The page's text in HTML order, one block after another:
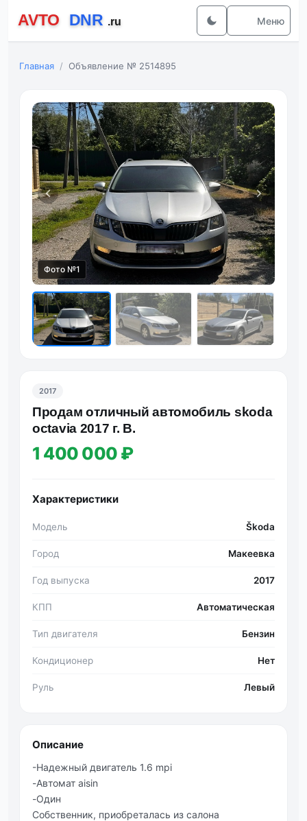
Меню
Главная Объявление № 2514895
Фото №1
2017
Продам отличный автомобиль skoda
octavia 2017 г. В.
1 400 000 ₽
Характеристики
Модель Škoda
Город Макеевка
Год выпуска 2017
КПП Автоматическая
Тип двигателя Бензин
Кондиционер Нет
Руль Левый
Описание
-Надежный двигатель 1.6 mpi
-Автомат aisin
-Один
Собственник, приобреталась из салона